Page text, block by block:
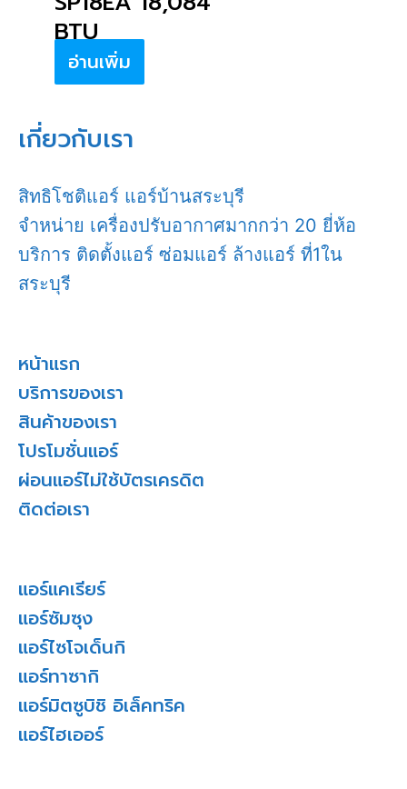
BTU
อ่านเพิ่ม
เกี่ยวกับเรา
สิทธิโชติแอร์ แอร์บ้านสระบุรี
จำหน่าย เครื่องปรับอากาศมากกว่า 20 ยี่ห้อ
บริการ ติดตั้งแอร์ ซ่อมแอร์ ล้างแอร์ ที่1ใน
สระบุรี
หน้าแรก
บริการของเรา
สินค้าของเรา
โปรโมชั่นแอร์
ผ่อนแอร์ไม่ใช้บัตรเครดิต
ติดต่อเรา
แอร์แคเรียร์
แอร์ซัมซุง
แอร์ไซโจเด็นกิ
แอร์ทาซากิ
แอร์มิตซูบิชิ อิเล็คทริค
แอร์ไฮเออร์